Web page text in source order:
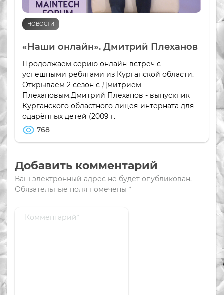
НОВОСТИ
«Наши онлайн». Дмитрий Плеханов
Продолжаем серию онлайн-встреч с
успешными ребятами из Курганской области.
Открываем 2 сезон с Дмитрием
Плехановым.Дмитрий Плеханов - выпускник
Курганского областного лицея-интерната для
одарённых детей (2009 г.
768
Добавить комментарий
Ваш электронный адрес не будет опубликован.
Обязательные поля помечены *